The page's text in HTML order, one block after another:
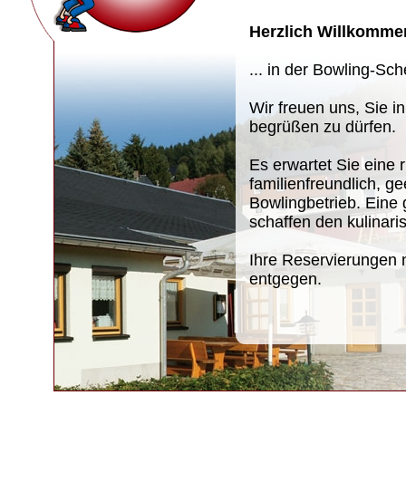
Herzlich
... in der Bowling-
Wir freuen uns, Sie
begrüßen zu dürfen.
Es erwartet Sie eine
familienfreundlich,
Bowlingbetrieb. Eine
schaffen den
Ihre Reservierungen
entgegen.